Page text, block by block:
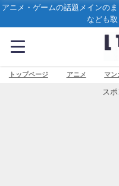
アニメ・ゲームの話題メインの
なども
トップページ アニメ マン
ス